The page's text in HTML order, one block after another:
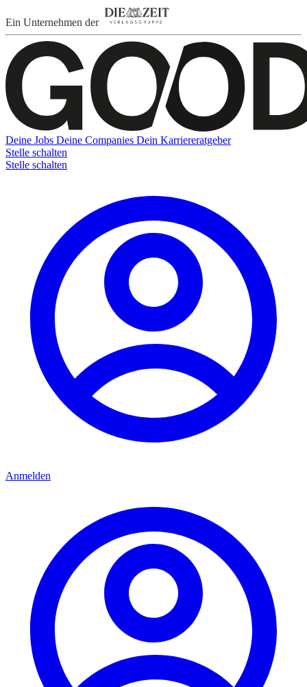
Ein Unternehmen der
Deine Jobs Deine Companies Dein Karriereratgeber
Stelle schalten
Stelle schalten
Anmelden